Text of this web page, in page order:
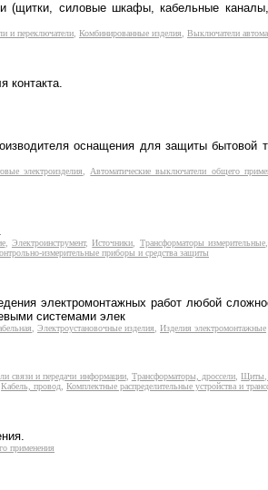
(щитки, силовые шкафы, кабельные
и переключатели Комбинированные изделия Выключатели
контакта.
оснащения для защиты
электроизделия Автоматические выключатели общего
, Электроинструмент,Источники Трансформаторы измерительные
измерительные приборы и средства защиты
электромонтажных работ любой
системами элек
Электроустановочные изделия Изделия электромонтажные
связи и передачи информации, Трансформаторы, дроссели,Щиты,
Кабель, провод, Комплектные распределительные устройства и
применения